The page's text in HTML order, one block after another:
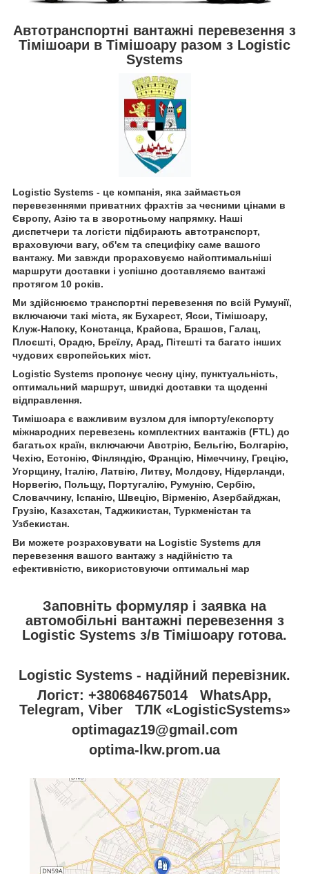
Автотранспортні вантажні перевезення з
Тімішоари в Тімішоару разом з Logistic
Systems
Logistic Systems - це компанія, яка займається
перевезеннями приватних фрахтів за чесними цінами в
Європу, Азію та в зворотньому напрямку. Наші
диспетчери та логісти підбирають автотранспорт,
враховуючи вагу, об'єм та специфіку саме вашого
вантажу. Ми завжди прораховуємо найоптимальніші
маршрути доставки і успішно доставляємо вантажі
протягом 10 років.
Ми здійснюємо транспортні перевезення по всій Румунії,
включаючи такі міста, як Бухарест, Ясси, Тімішоару,
Клуж-Напоку, Констанца, Крайова, Брашов, Галац,
Плоєшті, Орадю, Бреїлу, Арад, Пітешті та багато інших
чудових європейських міст.
Logistic Systems пропонує чесну ціну, пунктуальність,
оптимальний маршрут, швидкі доставки та щоденні
відправлення.
Тимішоара є важливим вузлом для імпорту/експорту
міжнародних перевезень комплектних вантажів (FTL) до
багатьох країн, включаючи Австрію, Бельгію, Болгарію,
Чехію, Естонію, Фінляндію, Францію, Німеччину, Грецію,
Угорщину, Італію, Латвію, Литву, Молдову, Нідерланди,
Норвегію, Польщу, Португалію, Румунію, Сербію,
Словаччину, Іспанію, Швецію, Вірменію, Азербайджан,
Грузію, Казахстан, Таджикистан, Туркменістан та
Узбекистан.
Ви можете розраховувати на Logistic Systems для
перевезення вашого вантажу з надійністю та
ефективністю, використовуючи оптимальні мар
Заповніть формуляр і заявка на
автомобільні вантажні перевезення з
Logistic Systems з/в Тімішоару готова.
Logistic Systems - надійний перевізник.
Логіст: +380684675014 WhatsApp,
Telegram, Viber ТЛК «LogisticSystems»
optimagaz19@gmail.com
optima-lkw.prom.ua